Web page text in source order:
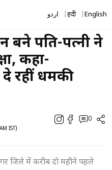
اردو हिंदी English
बने पति-पत्नी ने
कहा-
दे रहीं धमकी
IST)
0
जिले में करीब दो महीने पहले